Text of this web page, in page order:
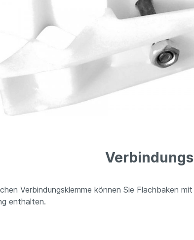
Verbindungsklemme können Sie Flachbaken
enthalten.